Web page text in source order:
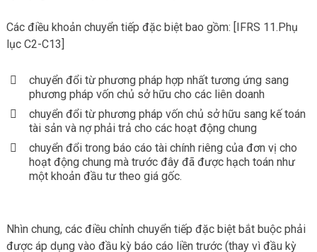
Các điều khoản chuyển tiếp đặc biệt bao gồm: [IFRS 11.Phụ
lục C2-C13]
chuyển đổi từ phương pháp hợp nhất tương ứng sang
phương pháp vốn chủ sở hữu cho các liên doanh
chuyển đổi từ phương pháp vốn chủ sở hữu sang kế toán
tài sản và nợ phải trả cho các hoạt động chung
chuyển đổi trong báo cáo tài chính riêng của đơn vị cho
hoạt động chung mà trước đây đã được hạch toán như
một khoản đầu tư theo giá gốc.
Nhìn chung, các điều chỉnh chuyển tiếp đặc biệt bắt buộc phải
được áp dụng vào đầu kỳ báo cáo liền trước (thay vì đầu kỳ